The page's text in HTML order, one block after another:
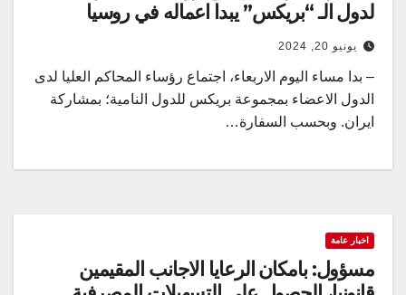
لدول الـ “بريكس” يبدا اعماله في روسيا
يونيو 20, 2024
– بدا مساء اليوم الاربعاء، اجتماع رؤساء المحاكم العليا لدى
الدول الاعضاء بمجموعة بريكس للدول النامية؛ بمشاركة
ايران. وبحسب السفارة…
اخبار عامة
مسؤول: بامكان الرعايا الاجانب المقيمين